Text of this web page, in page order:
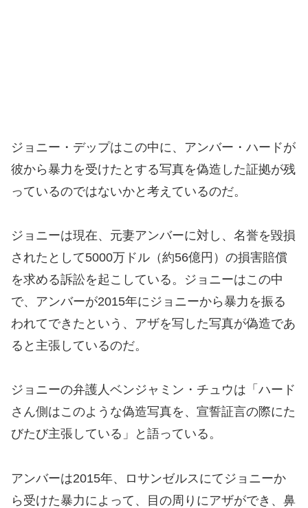
ジョニー・デップはこの中に、アンバー・ハードが
彼から暴力を受けたとする写真を偽造した証拠が残
っているのではないかと考えているのだ。
ジョニーは現在、元妻アンバーに対し、名誉を毀損
されたとして5000万ドル（約56億円）の損害賠償
を求める訴訟を起こしている。ジョニーはこの中
で、アンバーが2015年にジョニーから暴力を振る
われてできたという、アザを写した写真が偽造であ
ると主張しているのだ。
ジョニーの弁護人ベンジャミン・チュウは「ハード
さん側はこのような偽造写真を、宣誓証言の際にた
びたび主張している」と語っている。
アンバーは2015年、ロサンゼルスにてジョニーか
ら受けた暴力によって、目の周りにアザができ、鼻